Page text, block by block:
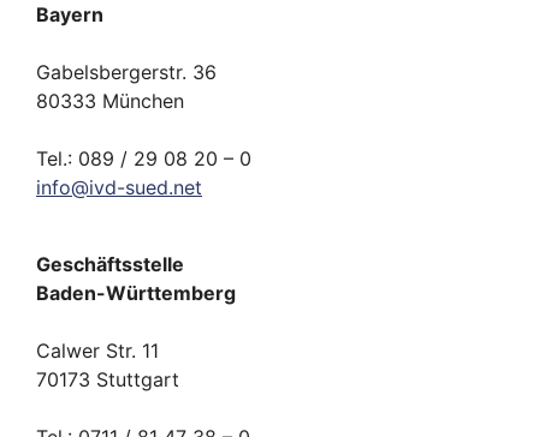
Bayern
Gabelsbergerstr. 36
80333 München
Tel.: 089 / 29 08 20 – 0
info@ivd-sued.net
Geschäftsstelle
Baden-Württemberg
Calwer Str. 11
70173 Stuttgart